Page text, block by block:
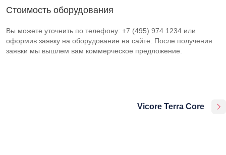
Стоимость оборудования
Вы можете уточнить по телефону: +7 (495) 974 1234 или
оформив заявку на оборудование на сайте. После получения
заявки мы вышлем вам коммерческое предложение.
Vicore Terra Core